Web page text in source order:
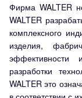
Фирма WALTER
WALTER
комплексного
изделия,
эффективности
разработки
WALTER это